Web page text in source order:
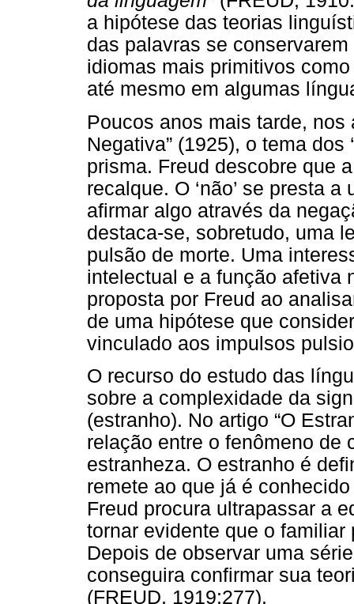
a hipótese das teorias
das palavras se
idiomas mais primitivos
até mesmo em algumas
Poucos anos mais tarde, nos
Negativa” (1925), o tema dos
prisma. Freud descobre que
recalque. O ‘não’ se presta
afirmar algo através da
destaca-se, sobretudo, uma
pulsão de morte. Uma
intelectual e a função afetiva
proposta por Freud ao
de uma hipótese que
vinculado aos impulsos
O recurso do estudo das
sobre a complexidade da
(estranho). No artigo “O
relação entre o fenômeno de
estranheza. O estranho é
remete ao que já é
Freud procura ultrapassar a
tornar evidente que o
Depois de observar uma
conseguira confirmar sua
(FREUD, 1919:277).